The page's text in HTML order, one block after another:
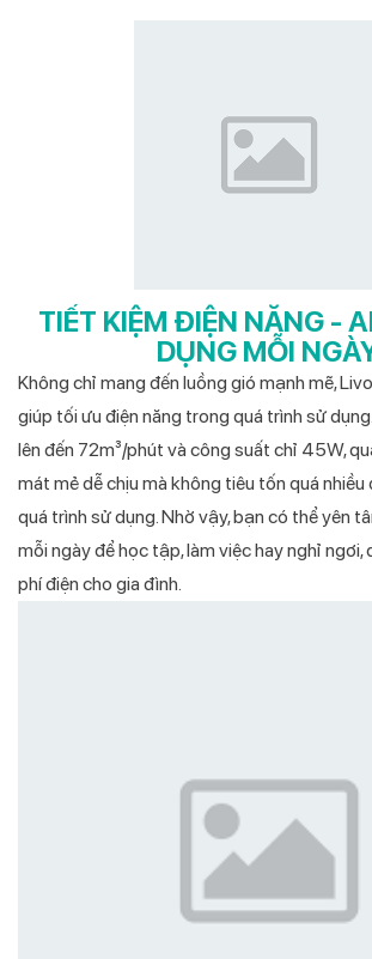
TIẾT KIỆM ĐIỆN NĂNG -
DỤNG MỖI
Không chỉ mang đến luồng gió mạnh mẽ,
giúp tối ưu điện năng trong quá trình sử
lên đến 72m³/phút và công suất chỉ 45W,
mát mẻ dễ chịu mà không tiêu tốn quá nhiều
quá trình sử dụng. Nhờ vậy, bạn có thể yên
mỗi ngày để học tập, làm việc hay nghỉ ngơi,
phí điện cho gia đình.